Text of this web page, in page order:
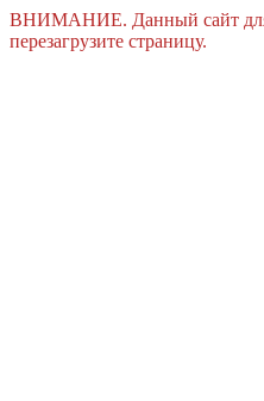
ВНИМАНИЕ. Данный сайт для
перезагрузите страницу.